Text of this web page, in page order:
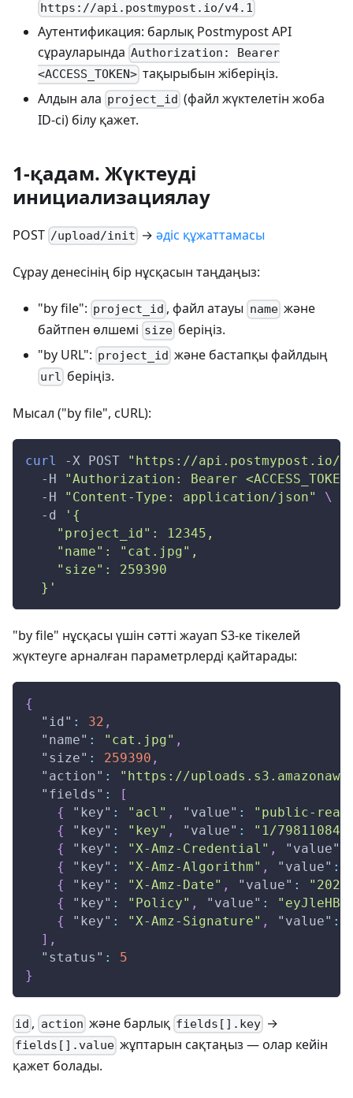
https://api.postmypost.io/v4.1
Аутентификация: барлық Postmypost API
сұрауларында Authorization: Bearer
<ACCESS_TOKEN> тақырыбын жіберіңіз.
Алдын ала project_id (файл жүктелетін жоба
ID‑сі) білу қажет.
1‑қадам. Жүктеуді
инициализациялау
POST /upload/init →әдіс құжаттамасы
Сұрау денесінің бір нұсқасын таңдаңыз:
"by file": project_id , файл атауы nameжәне
байтпен өлшемі size беріңіз.
"by URL": project_id және бастапқы файлдың
url беріңіз.
Мысал ("by file", cURL):
curl -X POST
"https://api.postmypost.io/
-H
"Authorization: Bearer
-H
"Content-Type: application/json"
\
-d
'{
    "project_id": 12345,
    "name": "cat.jpg",
    "size": 259390
  }'
"by file" нұсқасы үшін сәтті жауап S3‑ке тікелей
жүктеуге арналған параметрлерді қайтарады:
{
"id" : 32 ,
"name" : "cat.jpg" ,
"size" : 259390 ,
"action" :
"https://
"fields" :
[
{
"key" : "acl" , "value" :
"public-
{
"key" : "key" , "value" :
"1/79811084-
{
"key" : "X-Amz-Credential" , "value"
{
"key" : "X-Amz-Algorithm" , "value" :
{
"key" : "X-Amz-Date" , "value" :
{
"key" : "Policy" , "value" :
{
"key" : "X-Amz-Signature" , "value" :
] ,
"status" :
5
}
id , action және барлық fields[].key →
fields[].value жұптарын сақтаңыз — олар кейін
қажет болады.